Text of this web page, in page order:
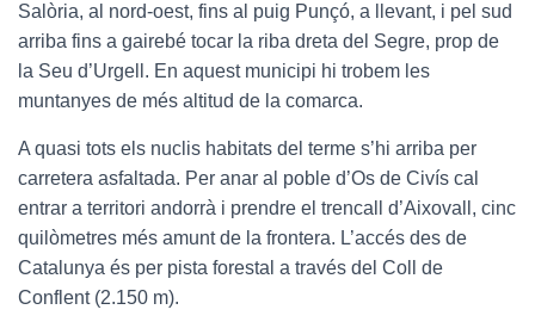
Salòria, al nord-oest, fins al puig Punçó, a llevant, i pel sud
arriba fins a gairebé tocar la riba dreta del Segre, prop de
la Seu d’Urgell. En aquest municipi hi trobem les
muntanyes de més altitud de la comarca.
A quasi tots els nuclis habitats del terme s’hi arriba per
carretera asfaltada. Per anar al poble d’Os de Civís cal
entrar a territori andorrà i prendre el trencall d’Aixovall, cinc
quilòmetres més amunt de la frontera. L’accés des de
Catalunya és per pista forestal a través del Coll de
Conflent (2.150 m).